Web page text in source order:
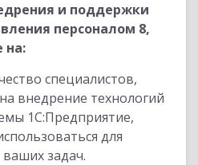
и поддержки
персоналом 8,
на:
специалистов,
внедрение технологий
1С:Предприятие,
для
задач.